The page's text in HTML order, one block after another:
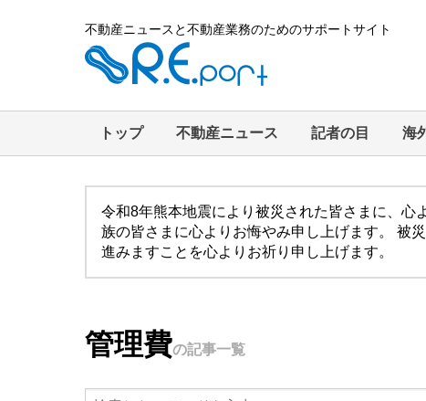
不動産ニュースと不動産業務のためのサポートサイト
トップ 不動産ニュース 記者の目 海
令和8年熊本地震により被災された皆さまに、心
族の皆さまに心よりお悔やみ申し上げます。 被
進みますことを心よりお祈り申し上げます。
管理費の記事一覧